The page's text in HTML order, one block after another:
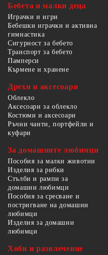
Бебета и малки деца
Играчки и игри
Бебешки играчки и активна
гимнастика
Сигурност за бебето
Транспорт за бебето
Памперси
Кърмене и хранене
Дрехи и аксесоари
Облекло
Аксесоари за облекло
Костюми и аксесоари
Ръчни чанти, портфейли и
куфари
За домашните любимци
Пособия за малки животни
Изделия за рибки
Стълби и рампи за
домашни любимци
Пособия за сресване и
постригване на домашни
любимци
Изделия за домашни
любимци
Хоби и развлечение